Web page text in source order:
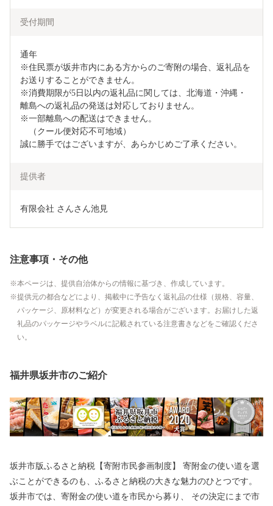
受付期間
通年
※住民票が坂井市内にある方からのご寄附の場合、返礼品を
お送りすることができません。
※消費期限が5日以内の返礼品に関しては、北海道・沖縄・
離島への返礼品の発送は対応しておりません。
※一部離島への配送はできません。
（クール便対応不可地域）
誠に勝手ではございますが、あらかじめご了承ください。
提供者
有限会社 さんさん池見
注意事項・その他
本ページは、提供自治体からの情報に基づき、作成しています。
提供元の都合などにより、掲載中に予告なく返礼品の仕様（規格、容量、
パッケージ、原材料など）が変更される場合がございます。お届けした返
礼品のパッケージやラベルに記載されている注意書きなどをご確認くださ
い。
福井県坂井市のご紹介
坂井市版ふるさと納税【寄附市民参画制度】 寄附金の使い道を選
ぶことができるのも、ふるさと納税の大きな魅力のひとつです。
坂井市では、寄附金の使い道を市民から募り、 その決定にまで市